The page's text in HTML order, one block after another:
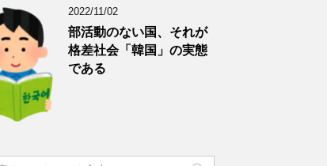
2022/11/02
部活動のない国、それが
格差社会「韓国」の実態
である